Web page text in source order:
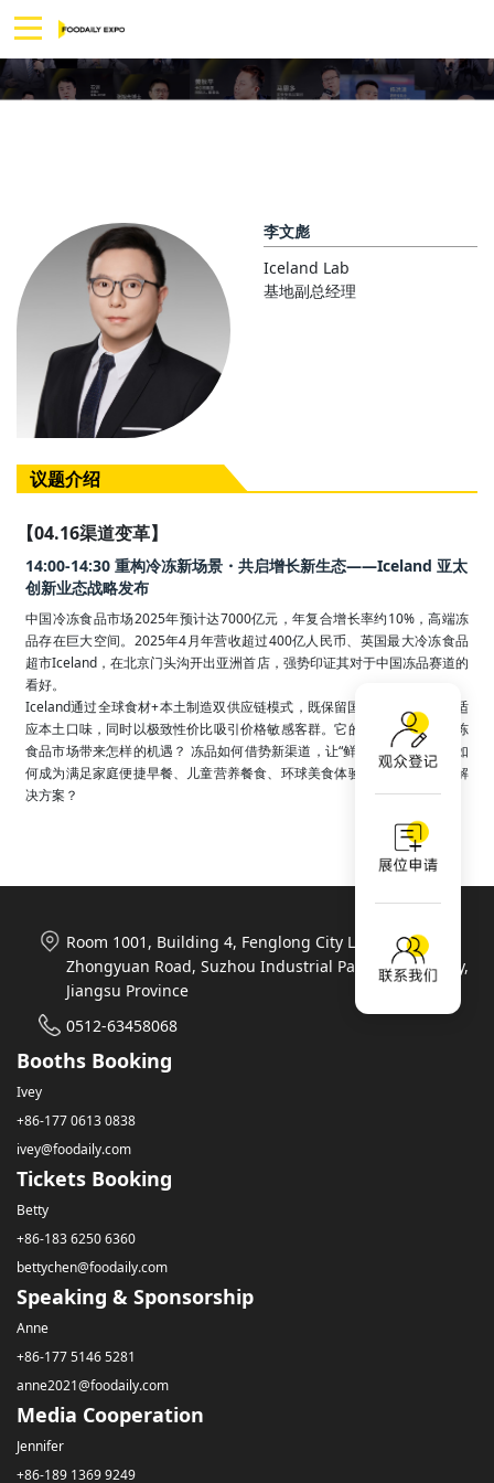
李文彪
Iceland Lab
基地副总经理
议题介绍
【04.16渠道变革】
14:00-14:30 重构冷冻新场景・共启增长新生态——Iceland 亚太
创新业态战略发布
中国冷冻食品市场2025年预计达7000亿元，年复合增长率约10%，高端冻
品存在巨大空间。2025年4月年营收超过400亿人民币、英国最大冷冻食品
超市Iceland，在北京门头沟开出亚洲首店，强势印证其对于中国冻品赛道的
看好。
Iceland通过全球食材+本土制造双供应链模式，既保留国际特色，又快速适
应本土口味，同时以极致性价比吸引价格敏感客群。它的杀入会给中国冷冻
食品市场带来怎样的机遇？ 冻品如何借势新渠道，让“鲜”感深入人心？又如
何成为满足家庭便捷早餐、儿童营养餐食、环球美食体验的完整品质生活解
决方案？
Room 1001, Building 4, Fenglong City Life Plaza, 788
Zhongyuan Road, Suzhou Industrial Park, Suzhou City,
Jiangsu Province
0512-63458068
Booths Booking
Ivey
+86-177 0613 0838
ivey@foodaily.com
Tickets Booking
Betty
+86-183 6250 6360
bettychen@foodaily.com
Speaking & Sponsorship
Anne
+86-177 5146 5281
anne2021@foodaily.com
Media Cooperation
Jennifer
+86-189 1369 9249